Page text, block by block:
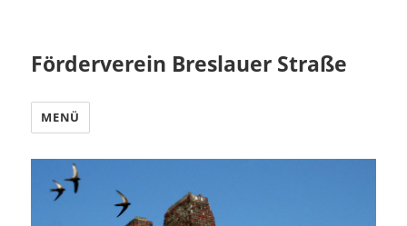
Förderverein Breslauer Straße
MENÜ